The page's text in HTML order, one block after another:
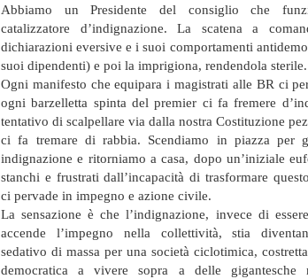
Abbiamo un Presidente del consiglio che
catalizzatore d’indignazione. La scatena a
dichiarazioni eversive e i suoi comportamenti
suoi dipendenti) e poi la imprigiona, rendendola sterile.
Ogni manifesto che equipara i magistrati alle BR ci
ogni barzelletta spinta del premier ci fa fremere
tentativo di scalpellare via dalla nostra Costituzione
ci fa tremare di rabbia. Scendiamo in piazza per
indignazione e ritorniamo a casa, dopo un’iniziale
stanchi e frustrati dall’incapacità di trasformare
ci pervade in impegno e azione civile.
La sensazione è che l’indignazione, invece di
accende l’impegno nella collettività, stia
sedativo di massa per una società ciclotimica,
democratica a vivere sopra a delle gigantesche